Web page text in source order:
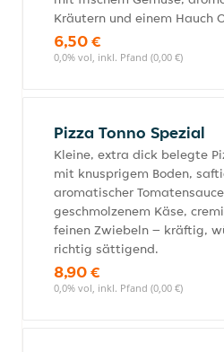
Kräutern und einem Hauch
6,50 €
0,0% vol, inkl. Pfand (0,00 €)
Pizza Tonno Spezial
Kleine, extra dick belegte
mit knusprigem Boden,
aromatischer
geschmolzenem Käse,
feinen Zwiebeln – kräftig,
richtig sättigend.
8,90 €
0,0% vol, inkl. Pfand (0,00 €)